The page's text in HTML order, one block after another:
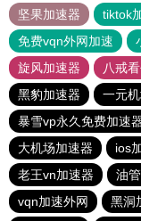
坚果加速器
tiktok
免费vqn外网加速
旋风加速器
八戒
黑豹加速器
一元
暴雪vp永久免费加速
大机场加速器
ios
老王vn加速器
油
vqn加速外网
黑洞